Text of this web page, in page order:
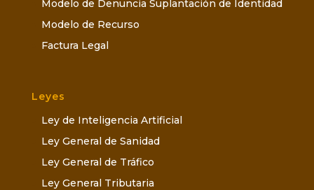
Modelo de Denuncia Suplantación de Identidad
Modelo de Recurso
Factura Legal
Leyes
Ley de Inteligencia Artificial
Ley General de Sanidad
Ley General de Tráfico
Ley General Tributaria